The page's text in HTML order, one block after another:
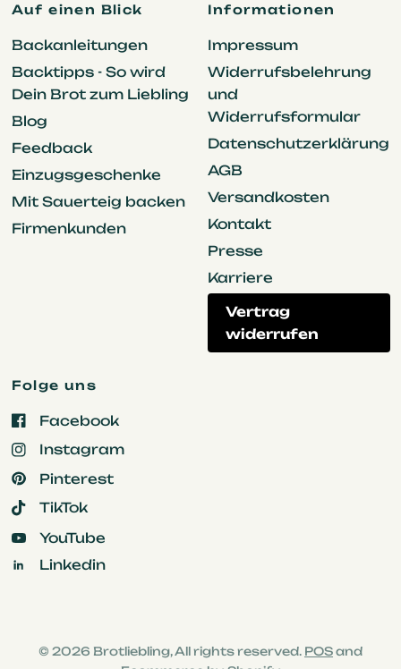
Auf einen Blick
Backanleitungen
Backtipps - So wird
Dein Brot zum Liebling
Blog
Feedback
Einzugsgeschenke
Mit Sauerteig backen
Firmenkunden
Informationen
Impressum
Widerrufsbelehrung
und
Widerrufsformular
Datenschutzerklärung
AGB
Versandkosten
Kontakt
Presse
Karriere
Vertrag
widerrufen
Folge uns
Facebook
Instagram
Pinterest
TikTok
YouTube
Linkedin
© 2026 Brotliebling, All rights reserved. POSand